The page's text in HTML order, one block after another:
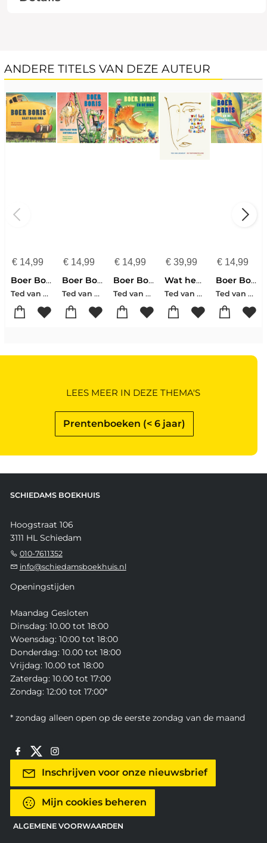
ANDERE TITELS VAN DEZE AUTEUR
€14,99
Boer Boris gaat naar oma
Ted van Lieshout
€14,99
Boer Boris, een paard voor Sinterklaas
Ted van Lieshout
€ 14,99
Boer Boris en de dino
Ted van Lieshout
€ 39,99
Wat heb jij gedaan om mij gelukkig te maken?
Ted van Lieshout
€ 14,99
Boer Boris en de luchtballon
Ted van Lieshout
Prentenboeken (< 6 jaar)
LEES MEER IN DEZE THEMA'S
SCHIEDAMS BOEKHUIS
Hoogstraat 106
3111 HL Schiedam
010-7611352
info@schiedamsboekhuis.nl
Openingstijden
Maandag Gesloten
Dinsdag: 10.00 tot 18:00
Woensdag: 10:00 tot 18:00
Donderdag: 10.00 tot 18:00
Vrijdag: 10.00 tot 18:00
Zaterdag: 10.00 tot 17:00
Zondag: 12:00 tot 17:00*
* zondag alleen open op de eerste zondag van de maand
Inschrijven voor onze nieuwsbrief
Mijn cookies beheren
ALGEMENE VOORWAARDEN